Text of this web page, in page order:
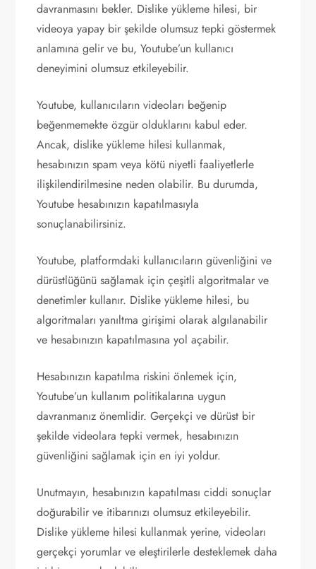
davranmasını bekler. Dislike yükleme hilesi, bir
videoya yapay bir şekilde olumsuz tepki göstermek
anlamına gelir ve bu, Youtube’un kullanıcı
deneyimini olumsuz etkileyebilir.
Youtube, kullanıcıların videoları beğenip
beğenmemekte özgür olduklarını kabul eder.
Ancak, dislike yükleme hilesi kullanmak,
hesabınızın spam veya kötü niyetli faaliyetlerle
ilişkilendirilmesine neden olabilir. Bu durumda,
Youtube hesabınızın kapatılmasıyla
sonuçlanabilirsiniz.
Youtube, platformdaki kullanıcıların güvenliğini ve
dürüstlüğünü sağlamak için çeşitli algoritmalar ve
denetimler kullanır. Dislike yükleme hilesi, bu
algoritmaları yanıltma girişimi olarak algılanabilir
ve hesabınızın kapatılmasına yol açabilir.
Hesabınızın kapatılma riskini önlemek için,
Youtube’un kullanım politikalarına uygun
davranmanız önemlidir. Gerçekçi ve dürüst bir
şekilde videolara tepki vermek, hesabınızın
güvenliğini sağlamak için en iyi yoldur.
Unutmayın, hesabınızın kapatılması ciddi sonuçlar
doğurabilir ve itibarınızı olumsuz etkileyebilir.
Dislike yükleme hilesi kullanmak yerine, videoları
gerçekçi yorumlar ve eleştirilerle desteklemek daha